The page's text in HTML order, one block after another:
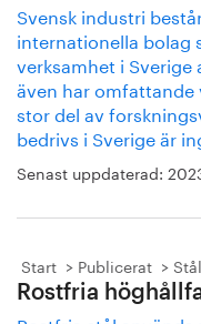
Svensk industri
internationella bolag
verksamhet i
även har omfattande
stor del av
bedrivs i Sverige är
Senast uppdaterad:
Start Publicerat
Rostfria